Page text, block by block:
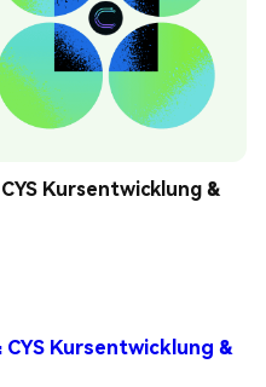
Kursentwicklung &
CYS Kursentwicklung &